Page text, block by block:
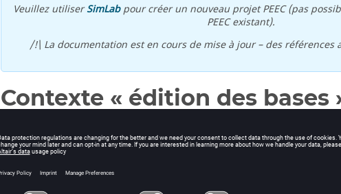
Veuillez utiliserSimLabpour créer un nouveau projet PEEC (pas
PEEC existant).
/!\ La documentation est en cours de mise à jour – des références
Contexte « édition des bases
Introduction
Le contexte d'édition permet d'ajouter, modifier, importer ou supprimer